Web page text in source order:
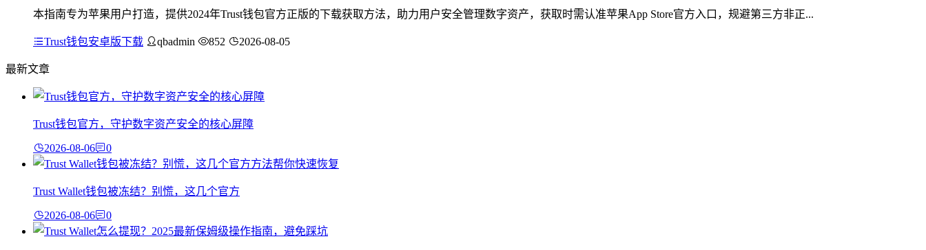
本指南专为苹果用户打造，提供2024年Trust钱包官方正版的下载获取方法，助力用户安全管理数字资产，获取时需认准苹果App Store官方入口，规避第三方非正...
Trust钱包安卓版下载 qbadmin 852 2026-08-05
最新文章
Trust钱包官方，守护数字资产安全的核心屏障
2026-08-06 0
Trust Wallet钱包被冻结？别慌，这几个官方
2026-08-06 0